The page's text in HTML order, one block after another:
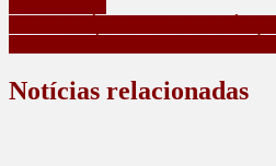
Notícias relacionadas